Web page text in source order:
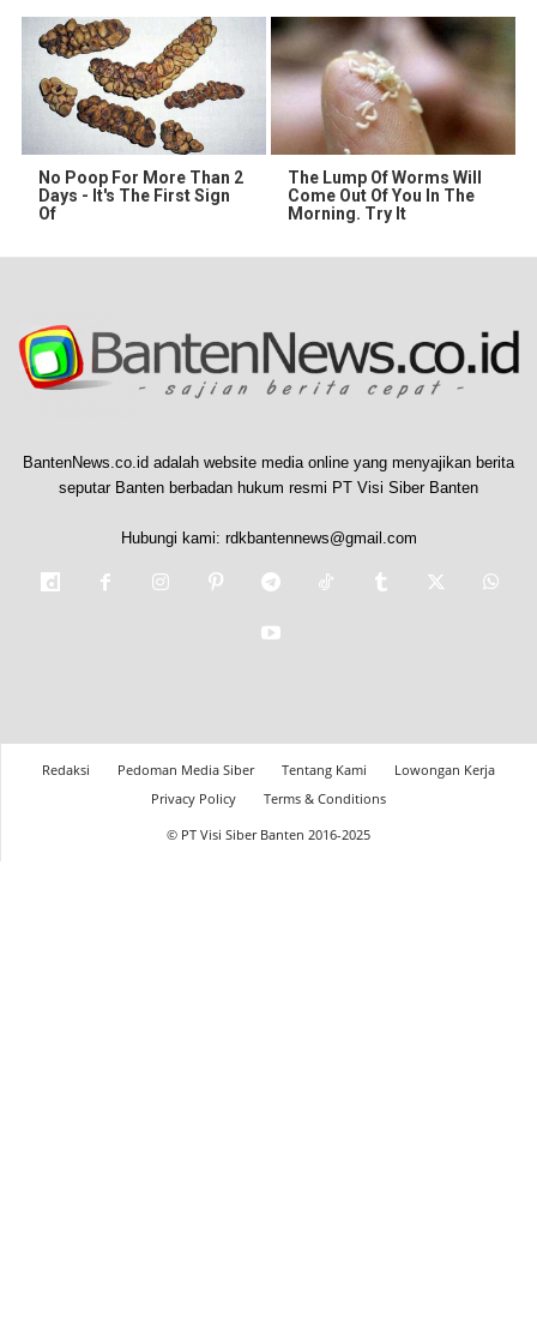
No Poop For More Than 2
Days - It's The First Sign
Of
The Lump Of Worms Will
Come Out Of You In The
Morning. Try It
BantenNews.co.id adalah website media online yang menyajikan berita
seputar Banten berbadan hukum resmi PT Visi Siber Banten
Hubungi kami: rdkbantennews@gmail.com
Redaksi Pedoman Media Siber Tentang Kami
Lowongan Kerja
Privacy Policy
Terms & Conditions
© PT Visi Siber Banten 2016-2025